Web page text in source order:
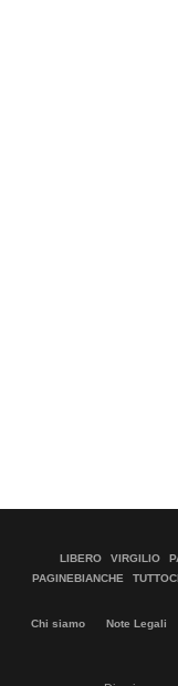
LIBERO VIRGILIO
PAGINEBIANCHE
Chi siamo Note Legali